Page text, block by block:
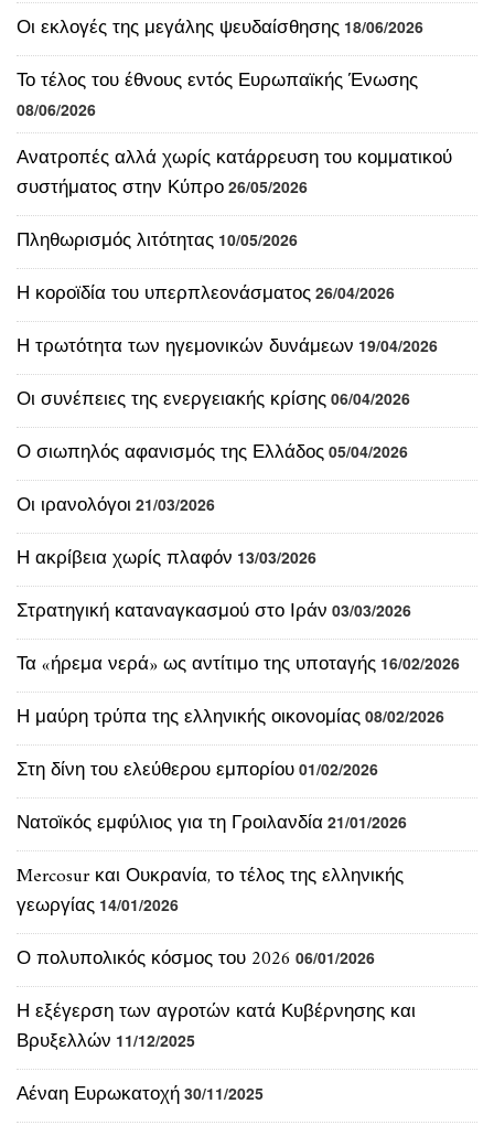
08/06/2026
Ανατροπές αλλά χωρίς κατάρρευση του κομματικού
συστήματος στην Κύπρο
Πληθωρισμός λιτότητας 10/05/2026
Η κοροϊδία του υπερπλεονάσματος 26/04/2026
Η τρωτότητα των ηγεμονικών δυνάμεων 19/04/2026
Οι συνέπειες της ενεργειακής κρίσης 06/04/2026
Ο σιωπηλός αφανισμός της Ελλάδος 05/04/2026
Οι ιρανολόγοι 21/03/2026
Η ακρίβεια χωρίς πλαφόν 13/03/2026
Στρατηγική καταναγκασμού στο Ιράν 03/03/2026
Τα «ήρεμα νερά» ως αντίτιμο της υποταγής 16/02/2026
Η μαύρη τρύπα της ελληνικής οικονομίας 08/02/2026
Στη δίνη του ελεύθερου εμπορίου 01/02/2026
Νατοϊκός εμφύλιος για τη Γροιλανδία 21/01/2026
Mercosur και Ουκρανία, το τέλος της ελληνικής
γεωργίας 14/01/2026
Ο πολυπολικός κόσμος του 2026 06/01/2026
Η εξέγερση των αγροτών κατά Κυβέρνησης και
Βρυξελλών 11/12/2025
Αέναη Ευρωκατοχή 30/11/2025
Επικοινωνιακοί πανηγυρισμοί και ενεργειακές
κωλοτούμπες 11/11/2025